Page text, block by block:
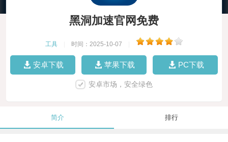
黑洞加速官网免费
工具 时间：2025-10-07
安卓下载 苹果下载 PC下载
安卓市场，安全绿色
简介 排行